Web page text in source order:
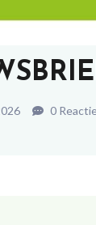
0